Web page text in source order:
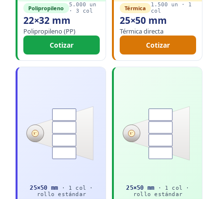
Polipropileno 5.000 un
· 3 col
22×32 mm
Polipropileno (PP)
Cotizar
Térmica 1.500 un · 1
col
25×50 mm
Térmica directa
Cotizar
1"
25×50 mm · 1 col ·
rolloestándar
1"
25×50 mm · 1 col ·
rolloestándar